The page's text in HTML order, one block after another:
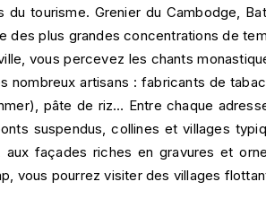
tourisme. Grenier du Cambodge,
des plus grandes concentrations de
vous percevez les chants
nombreux artisans : fabricants de
pâte de riz… Entre chaque
suspendus, collines et villages
aux façades riches en gravures et
vous pourrez visiter des villages